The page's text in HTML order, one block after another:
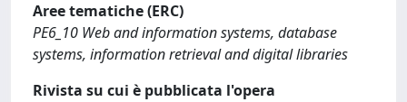
Aree tematiche (ERC)
PE6_10 Web and information systems, database
systems, information retrieval and digital libraries
Rivista su cui è pubblicata l'opera